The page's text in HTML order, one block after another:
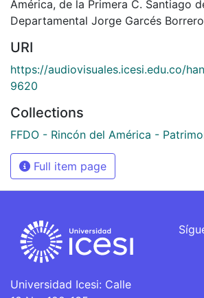
América, de la Primera C. Santiago
Departamental Jorge Garcés
URI
https://audiovisuales.icesi.edu.co/
9620
Collections
FFDO - Rincón del América -
Full item page
Universidad Icesi: Calle